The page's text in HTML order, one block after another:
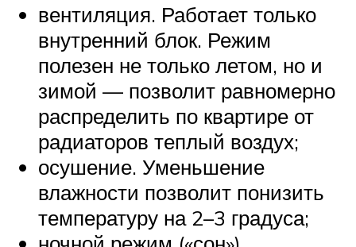
вентиляция. Работает только
внутренний блок. Режим
полезен не только летом, но и
зимой — позволит равномерно
распределить по квартире от
радиаторов теплый воздух;
осушение. Уменьшение
влажности позволит понизить
температуру на 2–3 градуса;